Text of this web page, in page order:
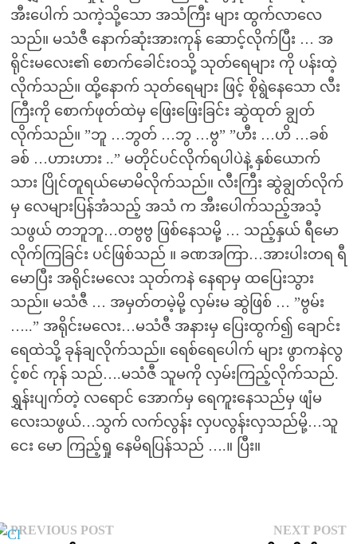
အီးပေါက် သကဲ့သို့သော အသံကြီး များ ထွက်လာလေ
သည်။ မသံဇီ နောက်ဆုံးအားကုန် ဆောင့်လိုက်ပြီး … အ
ရိုင်းမလေး၏ စောက်ခေါင်းဝသို့ သုတ်ရေများ ကို ပန်းထဲ့
လိုက်သည်။ ထို့နောက် သုတ်ရေများ ဖြင့် စိုရွဲနေသော လီး
ကြီးကို စောက်ဖုတ်ထဲမှ ဖြေးဖြေးခြင်း ဆွဲထုတ် ချွတ်
လိုက်သည်။ ”ဘူ …ဘွတ် …ဘွ …ဗွ” ”ဟီး …ဟိ …ခစ်
ခစ် …ဟားဟား ..” မတိုင်ပင်လိုက်ရပါပဲနဲ့ နှစ်ယောက်
သား ပြိုင်တူရယ်မောမိလိုက်သည်။ လီးကြီး ဆွဲချွတ်လိုက်
မှ လေများပြန်အံသည့် အသံ က အီးပေါက်သည့်အသံ့
သဖွယ် တဘူဘူ…တဗွဗွ ဖြစ်နေသမို့ … သည့်နှယ် ရီမော
လိုက်ကြခြင်း ပင်ဖြစ်သည် ။ ခဏအကြာ…အားပါးတရ ရီ
မောပြီး အရိုင်းမလေး သုတ်ကနဲ နေရာမှ ထပြေးသွား
သည်။ မသံဇီ … အမှတ်တမဲ့မို့ လှမ်းမ ဆွဲဖြစ် … ”ဗွမ်း
…..” အရိုင်းမလေး…မသံဇီ အနားမှ ပြေးထွက်၍ ချောင်း
ရေထဲသို့ ခုန်ချလိုက်သည်။ ရေစ်ရေပေါက် များ ဖွာကနဲလွ
င့်စင် ကုန် သည်….မသံဇီ သူမကို လှမ်းကြည့်လိုက်သည်.
ရွှန်းပျက်တဲ့ လရောင် အောက်မှ ရေကူးနေသည်မှ ဖျံမ
လေးသဖွယ်…သွက် လက်လွန်း လှပလွန်းလှသည်မို့…သူ
ငေး မော ကြည့်ရှု နေမိရပြန်သည် ….။ ပြီး။
Post
PREVIOUS POSTPrevious
NEXT POST